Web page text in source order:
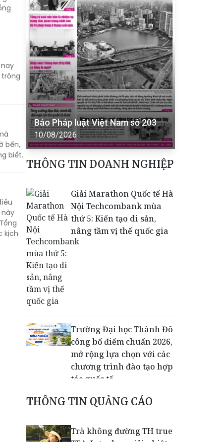
bến,
biết.
kịch
Báo Pháp luật Việt Nam số 203
10/08/2026
THÔNG TIN DOANH NGHIỆP
Giải Marathon Quốc tế Hà
Nội Techcombank mùa
thứ 5: Kiến tạo di sản,
nâng tầm vị thế quốc gia
Trường Đại học Thành Đô
công bố điểm chuẩn 2026,
mở rộng lựa chọn với các
chương trình đào tạo hợp
tác quốc tế
Vietjet được vinh danh
hướng tới tăng trưởng
THÔNG TIN QUẢNG CÁO
Trà không đường TH true